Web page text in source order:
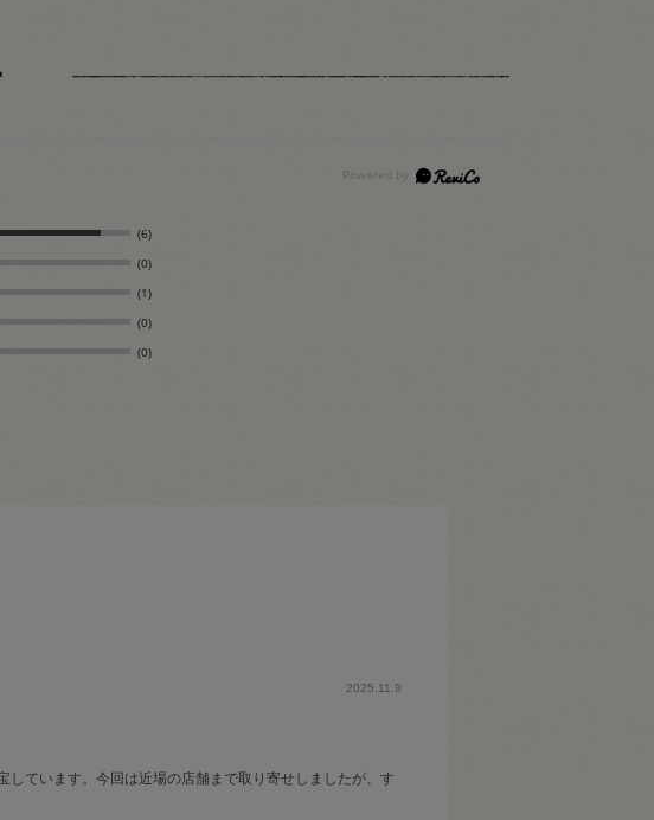
(6)
(0)
(1)
(0)
(0)
2025.11.9
ています。今回は近場の店舗まで取り寄せしましたが、す